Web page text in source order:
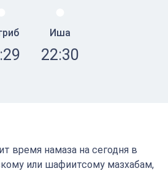
Иша
22:30
время намаза на сегодня в
или шафиитсому мазхабам,